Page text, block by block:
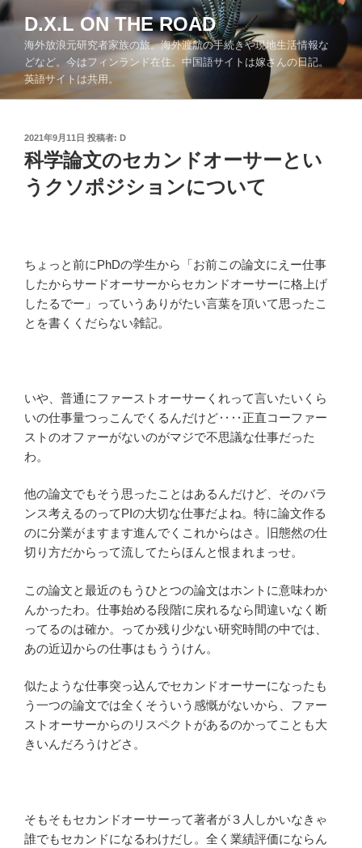
コ
ン
ツ
D.X.L ON THE ROAD
海外放浪元研究者家族の旅。海外渡航の手続きや現地生活情報な
どなど。今はフィンランド在住。中国語サイトは嫁さんの日記。
英語サイトは共用。
投
稿
日:
2021年9月11日 投稿者: D
科学論文のセカンドオーサーとい
うクソポジションについて
ちょっと前にPhDの学生から「お前この論文にえー仕事
したからサードオーサーからセカンドオーサーに格上げ
したるでー」っていうありがたい言葉を頂いて思ったこ
とを書くくだらない雑記。
いや、普通にファーストオーサーくれって言いたいくら
いの仕事量つっこんでくるんだけど‥‥正直コーファー
ストのオファーがないのがマジで不思議な仕事だった
わ。
他の論文でもそう思ったことはあるんだけど、そのバラ
ンス考えるのってPIの大切な仕事だよね。特に論文作る
のに分業がますます進んでくこれからはさ。旧態然の仕
切り方だからって流してたらほんと恨まれまっせ。
この論文と最近のもうひとつの論文はホントに意味わか
んかったわ。仕事始める段階に戻れるなら間違いなく断
ってるのは確か。ってか残り少ない研究時間の中では、
あの近辺からの仕事はもううけん。
似たような仕事突っ込んでセカンドオーサーになったも
う一つの論文では全くそういう感慨がないから、ファー
ストオーサーからのリスペクトがあるのかってことも大
きいんだろうけどさ。
そもそもセカンドオーサーって著者が３人しかいなきゃ
誰でもセカンドになるわけだし。全く業績評価にならん